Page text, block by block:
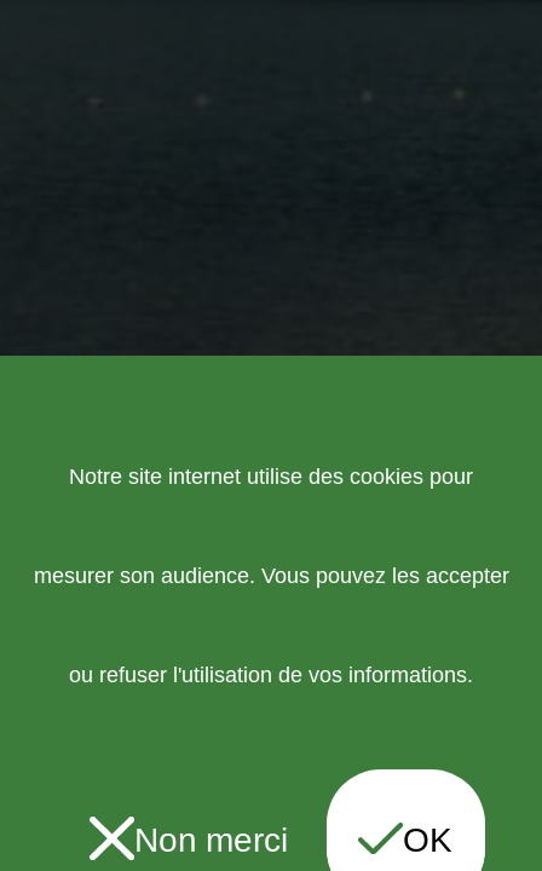
Notre site internet utilise des cookies pour
mesurer son audience. Vous pouvez les accepter
ou refuser l'utilisation de vos informations.
Non merci OK